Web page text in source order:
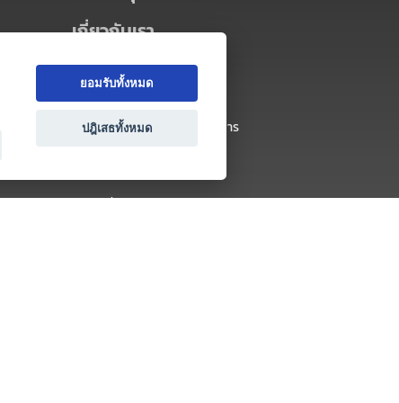
เกี่ยวกับเรา
เกี่ยวกับ Thai MICE Connect
นโยบายความเป็นส่วนตัว
ข้อตกลง และเงื่อนไขการใช้บริการ
ยอมรับทั้งหมด
ปฎิเสธทั้งหมด